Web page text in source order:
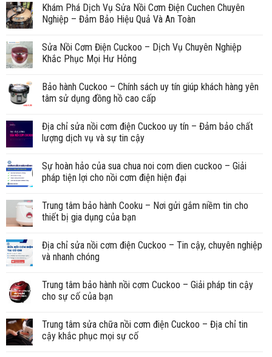
Khám Phá Dịch Vụ Sửa Nồi Cơm Điện Cuchen Chuyên
Nghiệp – Đảm Bảo Hiệu Quả Và An Toàn
Sửa Nồi Cơm Điện Cuckoo – Dịch Vụ Chuyên Nghiệp
Khắc Phục Mọi Hư Hỏng
Bảo hành Cuckoo – Chính sách uy tín giúp khách hàng yên
tâm sử dụng đồng hồ cao cấp
Địa chỉ sửa nồi cơm điện Cuckoo uy tín – Đảm bảo chất
lượng dịch vụ và sự tin cậy
Sự hoàn hảo của sua chua noi com dien cuckoo – Giải
pháp tiện lợi cho nồi cơm điện hiện đại
Trung tâm bảo hành Cooku – Nơi gửi gắm niềm tin cho
thiết bị gia dụng của bạn
Địa chỉ sửa nồi cơm điện Cuckoo – Tin cậy, chuyên nghiệp
và nhanh chóng
Trung tâm bảo hành nồi cơm Cuckoo – Giải pháp tin cậy
cho sự cố của bạn
Trung tâm sửa chữa nồi cơm điện Cuckoo – Địa chỉ tin
cậy khắc phục mọi sự cố